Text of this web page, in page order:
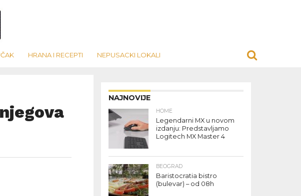
HRANA I RECEPTI NEPUSACKI LOKALI
NAJNOVIJE
HOME
Legendarni MX u novom
izdanju: Predstavljamo
Logitech MX Master 4
BEOGRAD
Baristocratia bistro
(bulevar) – od 08h